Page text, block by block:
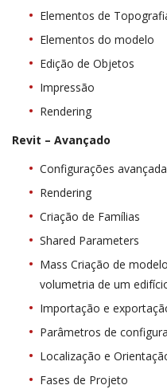
Elementos de
Elementos do modelo
Edição de Objetos
Impressão
Rendering
Revit – Avançado
Configurações
Rendering
Criação de Famílias
Shared Parameters
Mass Criação de
volumetria de um
Importação e
Parâmetros de
Localização e
Fases de Projeto